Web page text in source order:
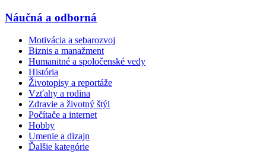
Náučná a odborná
Motivácia a sebarozvoj
Biznis a manažment
Humanitné a spoločenské vedy
História
Životopisy a reportáže
Vzťahy a rodina
Zdravie a životný štýl
Počítače a internet
Hobby
Umenie a dizajn
Ďalšie kategórie